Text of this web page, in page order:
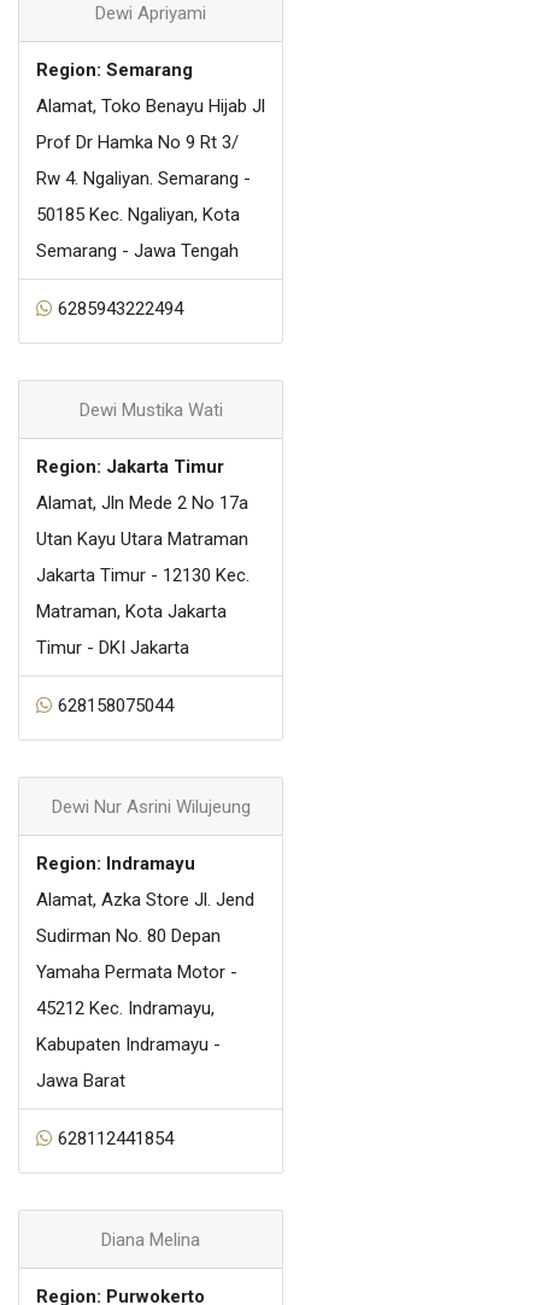
Dewi Apriyami
Region: Semarang
Alamat, Toko Benayu Hijab Jl
Prof Dr Hamka No 9 Rt 3/
Rw 4. Ngaliyan. Semarang -
50185 Kec. Ngaliyan, Kota
Semarang - Jawa Tengah
6285943222494
Dewi Mustika Wati
Region: Jakarta Timur
Alamat, Jln Mede 2 No 17a
Utan Kayu Utara Matraman
Jakarta Timur - 12130 Kec.
Matraman, Kota Jakarta
Timur - DKI Jakarta
628158075044
Dewi Nur Asrini Wilujeung
Region: Indramayu
Alamat, Azka Store Jl. Jend
Sudirman No. 80 Depan
Yamaha Permata Motor -
45212 Kec. Indramayu,
Kabupaten Indramayu -
Jawa Barat
628112441854
Diana Melina
Region: Purwokerto